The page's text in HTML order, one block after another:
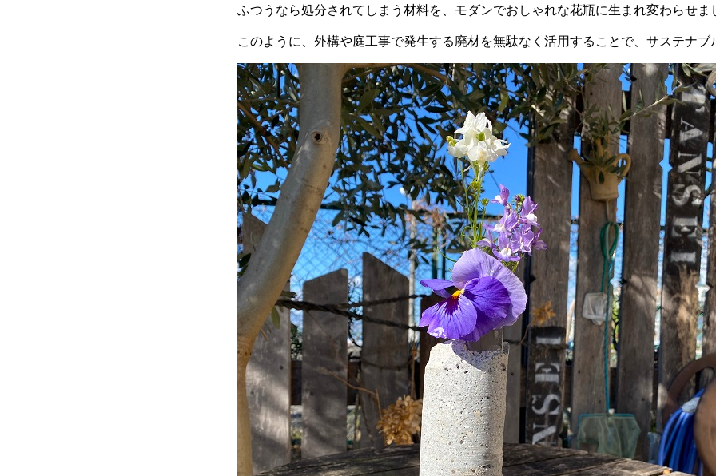
ふつうなら処分されてしまう材料を、モダンでおしゃれな花瓶に生まれ変わらせま
このように、外構や庭工事で発生する廃材を無駄なく活用することで、サステナブ